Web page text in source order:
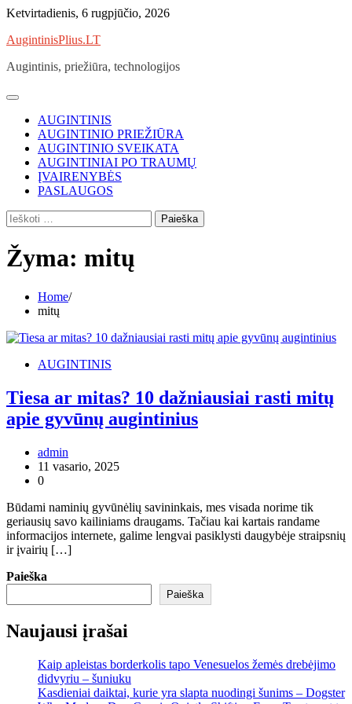
Skip
content
Ketvirtadienis, 6 rugpjūčio, 2026
AugintinisPlius.LT
Augintinis, priežiūra, technologijos
AUGINTINIS
AUGINTINIO PRIEŽIŪRA
AUGINTINIO SVEIKATA
AUGINTINIAI PO TRAUMŲ
ĮVAIRENYBĖS
PASLAUGOS
Ieškoti:
Žyma: mitų
Home
mitų
AUGINTINIS
Tiesa ar mitas? 10 dažniausiai rasti mitų
apie gyvūnų augintinius
admin
11 vasario, 2025
0
Būdami naminių gyvūnėlių savininkais, mes visada norime tik
geriausių savo kailiniams draugams. Tačiau kai kartais randame
informacijos internete, galime lengvai pasiklysti daugybėje straipsnių
ir įvairių […]
Paieška
Paieška
Naujausi įrašai
Kaip apleistas borderkolis tapo Venesuelos žemės drebėjimo
didvyriu – šuniuku
Kasdieniai daiktai, kurie yra slapta nuodingi šunims – Dogster